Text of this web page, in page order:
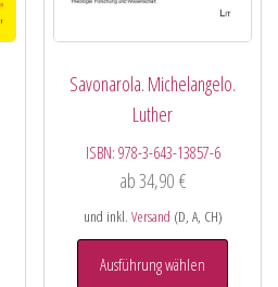
Savonarola. Michelangelo.
Luther
ISBN: 978-3-643-13857-6
ab34,90 €
und inkl. Versand (D, A, CH)
Ausführung wählen